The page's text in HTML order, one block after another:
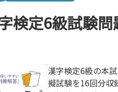
検定6級試験
漢字検定6級の本
擬試験を16回分収